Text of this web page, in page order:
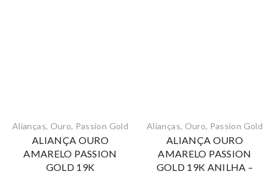
Alianças, Ouro, Passion Gold
ALIANÇA OURO
AMARELO PASSION
GOLD 19K
Alianças, Ouro, Passion Gold
ALIANÇA OURO
AMARELO PASSION
GOLD 19K ANILHA –